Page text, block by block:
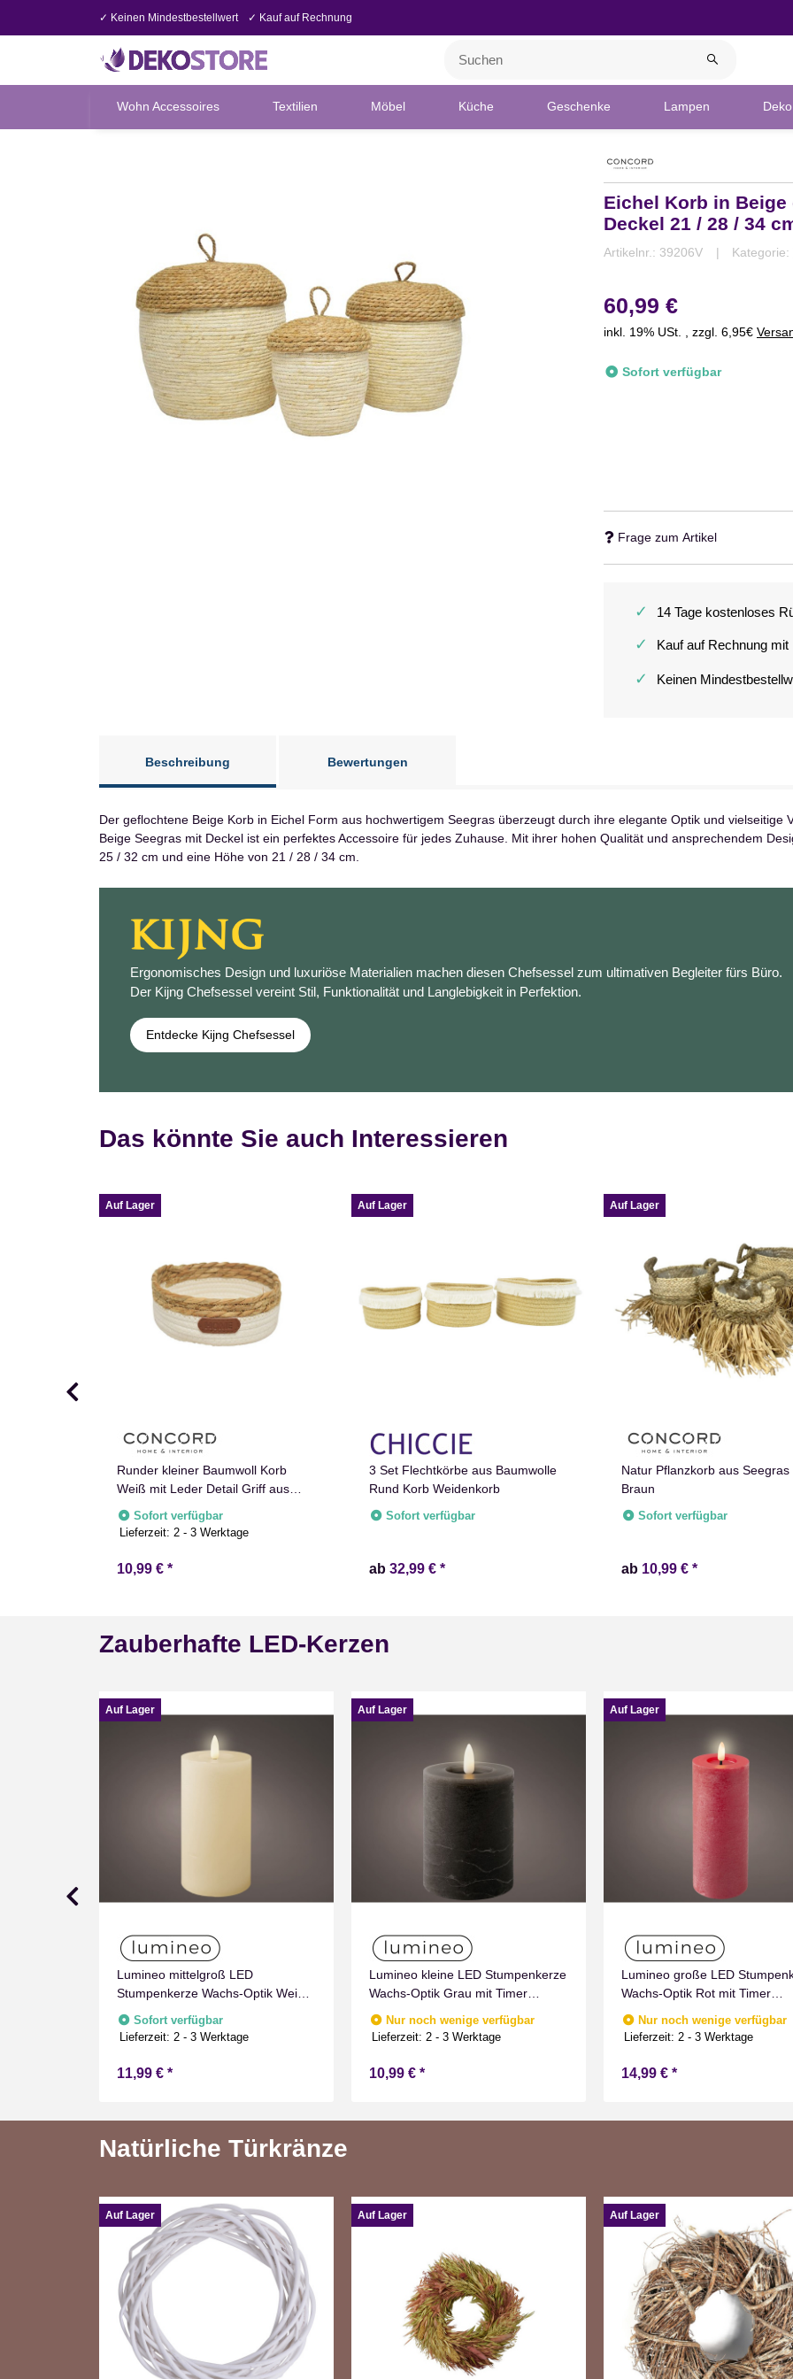
✓ Keinen Mindestbestellwert ✓ Kauf auf Rechnung
Wohn Accessoires Textilien Möbel Küche Geschenke Lampen
Eichel Korb in
Deckel 21 / 28 / 34
Artikelnr.: 39206V Kategorie:
60,99 €
inkl. 19% USt. , zzgl. 6,95€
Sofort verfügbar
Frage zum Artikel
✓ 14 Tage kostenloses
✓ Kauf auf Rechnung mit
✓ Keinen
Beschreibung Bewertungen
Der geflochtene Beige Korb in Eichel Form aus hochwertigem Seegras überzeugt durch ihre elegante Optik und vielseitige
Beige Seegras mit Deckel ist ein perfektes Accessoire für jedes Zuhause. Mit ihrer hohen Qualität und ansprechendem
25 / 32 cm und eine Höhe von 21 / 28 / 34 cm.
Ergonomisches Design und luxuriöse Materialien machen diesen Chefsessel zum ultimativen Begleiter fürs Büro.
Der Kijng Chefsessel vereint Stil, Funktionalität und Langlebigkeit in Perfektion.
Entdecke Kijng Chefsessel
Das könnte Sie auch Interessieren
Auf Lager
Runder kleiner Baumwoll Korb
Weiß mit Leder Detail Griff aus
Seegras
Sofort verfügbar
Lieferzeit: 2 - 3 Werktage
10,99 € *
Auf Lager
3 Set Flechtkörbe aus Baumwolle
Rund Korb Weidenkorb
Sofort verfügbar
ab 32,99 € *
Auf Lager
Natur Pflanzkorb aus Seegras
Braun
Sofort verfügbar
ab 10,99 € *
Zauberhafte LED-Kerzen
Auf Lager
Lumineo mittelgroß LED
Stumpenkerze Wachs-Optik Weiß
mit Timer Flammen Effect für
Drinnen Warmweiß 15 cm hoch
Sofort verfügbar
Lieferzeit:2 - 3 Werktage
11,99 € *
Auf Lager
Lumineo kleine LED Stumpenkerze
Wachs-Optik Grau mit Timer
Flammen Effect für Drinnen
Warmweiß 11 cm hoch
Nur noch wenige verfügbar
Lieferzeit:2 - 3 Werktage
10,99 € *
Auf Lager
Lumineo große LED
Wachs-Optik Rot mit Timer
Flammen Effect für Drinnen
Warmweiß 19 cm hoch
Nur noch wenige verfügbar
Lieferzeit:2 - 3 Werktage
14,99 € *
Natürliche Türkränze
Auf Lager Auf Lager Auf Lager